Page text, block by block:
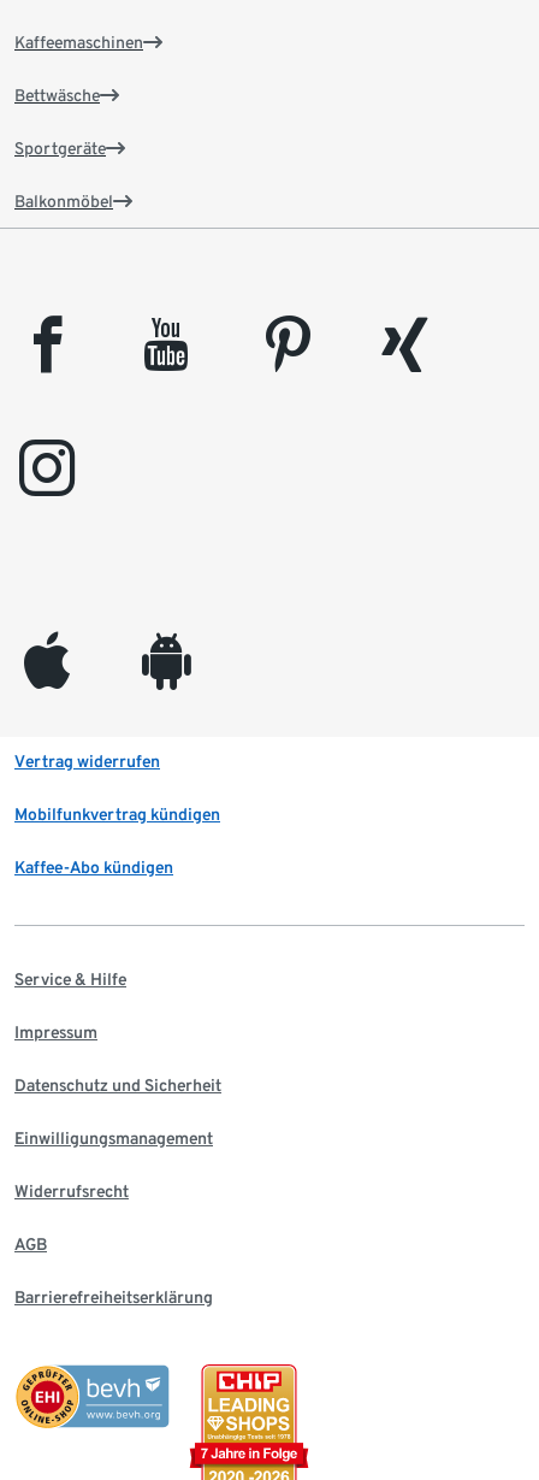
Kaffeemaschinen
Bettwäsche
Sportgeräte
Balkonmöbel
facebook youtube pinterest
xing
instagram
appleinc android
Vertrag widerrufen
Mobilfunkvertrag kündigen
Kaffee-Abo kündigen
Service & Hilfe
Impressum
Datenschutz und Sicherheit
Einwilligungsmanagement
Widerrufsrecht
AGB
Barrierefreiheitserklärung